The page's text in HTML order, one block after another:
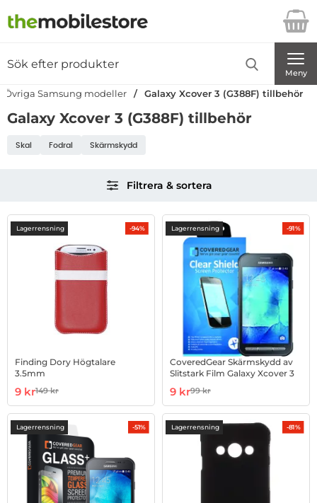
Startsidan för Danira Telecom AB
Meny
Övriga Samsung modeller Galaxy Xcover 3 (G388F) tillbehör
Galaxy Xcover 3 (G388F) tillbehör
Underkategorier
Skal Fodral Skärmskydd
Filtrera & sortera
Filtrera & sortera
produktlista
Lagerrensning -94%
Finding Dory Högtalare
3.5mm
Art. nr 15188
rea pris
9 krtidigare pris
149 kr
Lagerrensning -91%
CoveredGear Skärmskydd av
Slitstark Film Galaxy Xcover 3
Art. nr 10004605
rea pris
9 krtidigare pris
99 kr
Lagerrensning -51% Lagerrensning -81%